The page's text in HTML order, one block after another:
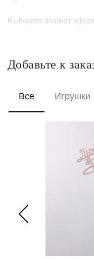
Выберите формат
Перевяжем лентой –
Добавьте к
Все Игрушки